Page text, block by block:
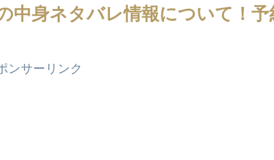
中身ネタバレ情報について！予
ンサーリンク